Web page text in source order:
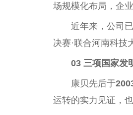
场规模化布局，企
近年来，公司
决赛·联合河南科技
03 三项国家发
康贝先后于
运转的实力见证，